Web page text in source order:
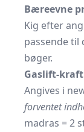
Bæreevne
Kig efter
passende
bøger.
Gaslift-kraft
Angives i
forventet
madras = 2